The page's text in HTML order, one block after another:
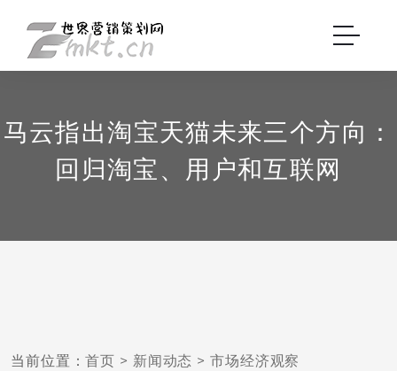
马云指出淘宝天猫未来三个方向：
回归淘宝、用户和互联网
当前位置：首页 > 新闻动态 > 市场经济观察